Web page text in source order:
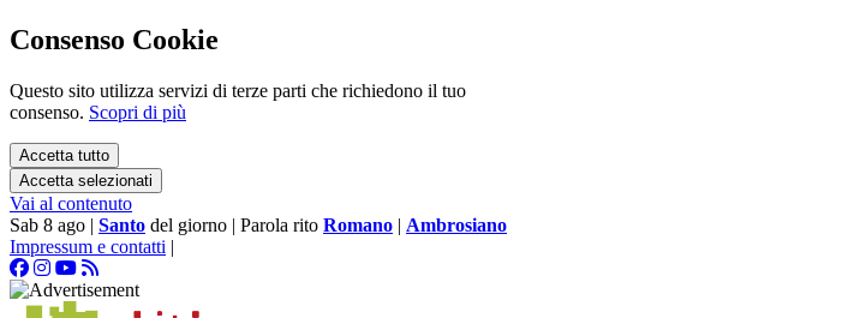
Consenso Cookie
Questo sito utilizza servizi di terze parti che richiedono il tuo
consenso. Scopri di più
Accetta tutto
Accetta selezionati
Vai al contenuto
Sab 8 ago | Santo del giorno | Parola rito Romano | Ambrosiano
Impressum e contatti |